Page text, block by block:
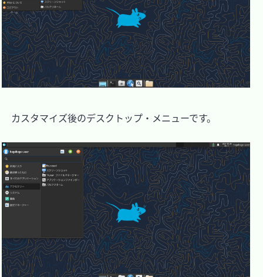
カスタマイズ後のデスクトップ・メニューです。